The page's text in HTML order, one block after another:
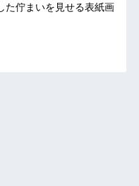
た佇まいを見せる表紙画